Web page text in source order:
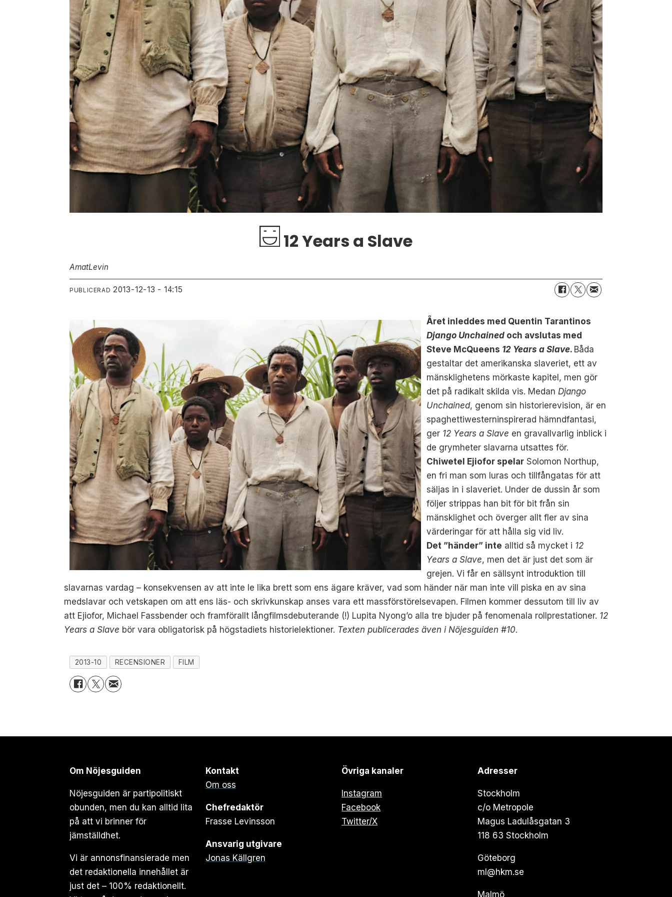
12 Years a Slave
AmatLevin
PUBLICERAD 2013-12-13 - 14:15
Året inleddes med Quentin Tarantinos
Django Unchained och avslutas med
Steve McQueens 12 Years a Slave. Båda
gestaltar det amerikanska slaveriet, ett av
mänsklighetens mörkaste kapitel, men gör
det på radikalt skilda vis. Medan Django
Unchained, genom sin historierevision, är en
spaghettiwesterninspirerad hämndfantasi,
ger 12 Years a Slave en gravallvarlig inblick i
de grymheter slavarna utsattes för.
Chiwetel Ejiofor spelar Solomon Northup,
en fri man som luras och tillfångatas för att
säljas in i slaveriet. Under de dussin år som
följer strippas han bit för bit från sin
mänsklighet och överger allt fler av sina
värderingar för att hålla sig vid liv.
Det ”händer” inte alltid så mycket i 12
Years a Slave, men det är just det som är
grejen. Vi får en sällsynt introduktion till
slavarnas vardag – konsekvensen av att inte le lika brett som ens ägare kräver, vad som händer när man inte vill piska en av sina
medslavar och vetskapen om att ens läs- och skrivkunskap anses vara ett massförstörelsevapen. Filmen kommer dessutom till liv av
att Ejiofor, Michael Fassbender och framförallt långfilmsdebuterande (!) Lupita Nyong’o alla tre bjuder på fenomenala rollprestationer. 12
Years a Slave bör vara obligatorisk på högstadiets historielektioner. Texten publicerades även i Nöjesguiden #10.
2013-10 RECENSIONER FILM
Om Nöjesguiden
Nöjesguiden är partipolitiskt
obunden, men du kan alltid lita
på att vi brinner för
jämställdhet.
Vi är annonsfinansierade men
det redaktionella innehållet är
just det – 100% redaktionellt.
Kontakt
Om oss
Chefredaktör
Frasse Levinsson
Ansvarig utgivare
Jonas Källgren
Övriga kanaler
Instagram
Facebook
Twitter/X
Adresser
Stockholm
c/o Metropole
Magus Ladulåsgatan 3
118 63 Stockholm
Göteborg
ml@hkm.se
Malmö